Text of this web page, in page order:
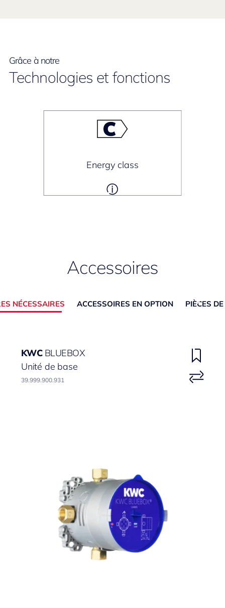
Grâce à notre
Technologies et fonctions
Energy class
Accessoires
NÉCESSAIRES ACCESSOIRES EN OPTION PIÈCES
KWC BLUEBOX
Unité de base
39.999.900.931